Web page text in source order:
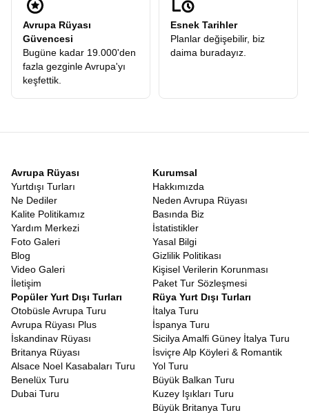
Avrupa Rüyası
Güvencesi
Bugüne kadar 19.000'den
fazla gezginle Avrupa'yı
keşfettik.
Esnek Tarihler
Planlar değişebilir, biz
daima buradayız.
Avrupa Rüyası
Yurtdışı Turları
Ne Dediler
Kalite Politikamız
Yardım Merkezi
Foto Galeri
Blog
Video Galeri
İletişim
Kurumsal
Hakkımızda
Neden Avrupa Rüyası
Basında Biz
İstatistikler
Yasal Bilgi
Gizlilik Politikası
Kişisel Verilerin Korunması
Paket Tur Sözleşmesi
Popüler Yurt Dışı Turları
Otobüsle Avrupa Turu
Avrupa Rüyası Plus
İskandinav Rüyası
Britanya Rüyası
Alsace Noel Kasabaları Turu
Benelüx Turu
Dubai Turu
Rüya Yurt Dışı Turları
İtalya Turu
İspanya Turu
Sicilya Amalfi Güney İtalya Turu
İsviçre Alp Köyleri & Romantik
Yol Turu
Büyük Balkan Turu
Kuzey Işıkları Turu
Büyük Britanya Turu